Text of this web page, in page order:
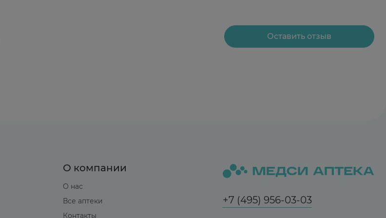
Оставить отзыв
О компании
О нас
Все аптеки
Контакты
+7 (495) 956-03-03